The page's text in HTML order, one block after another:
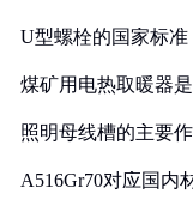
U型螺栓的国家标准
煤矿用电热取暖器
照明母线槽的主要
A516Gr70对应国内